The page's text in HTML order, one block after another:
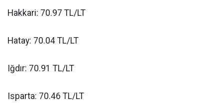
Hakkari: 70.97 TL/LT
Hatay: 70.04 TL/LT
Iğdır: 70.91 TL/LT
Isparta: 70.46 TL/LT